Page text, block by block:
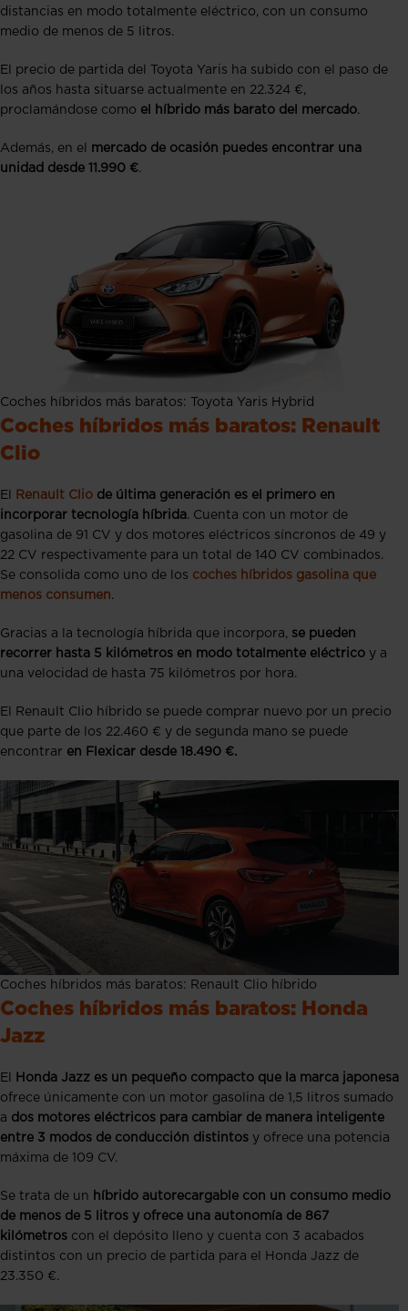
distancias en modo totalmente eléctrico, con un consumo
medio de menos de 5 litros.
El precio de partida del Toyota Yaris ha subido con el paso de
los años hasta situarse actualmente en 22.324 €,
proclamándose como el híbrido más barato del mercado.
Además, en el
mercado de ocasión puedes encontrar una
unidad desde 11.990 €.
Coches híbridos más baratos: Toyota Yaris Hybrid
Coches híbridos más baratos: Renault
Clio
El Renault Clio de última generación es el primero en
incorporar tecnología híbrida. Cuenta con un motor de
gasolina de 91 CV y dos motores eléctricos síncronos de 49 y
22 CV respectivamente para un total de 140 CV combinados.
Se consolida como uno de los coches híbridos gasolina que
menos consumen.
Gracias a la tecnología híbrida que incorpora, se pueden
recorrer hasta 5 kilómetros en modo totalmente eléctrico y a
una velocidad de hasta 75 kilómetros por hora.
El Renault Clio híbrido se puede comprar nuevo por un precio
que parte de los 22.460 € y de segunda mano se puede
encontrar en Flexicar desde 18.490 €.
Coches híbridos más baratos: Renault Clio híbrido
Coches híbridos más baratos: Honda
Jazz
El
Honda Jazz es un pequeño compacto que la marca japonesa
ofrece únicamente con un motor gasolina de 1,5 litros sumado
a dos motores eléctricos para cambiar de manera inteligente
entre 3 modos de conducción distintos y ofrece una potencia
máxima de 109 CV.
Se trata de un híbrido autorecargable con un consumo medio
de menos de 5 litros y ofrece una autonomía de 867
kilómetros con el depósito lleno y cuenta con 3 acabados
distintos con un precio de partida para el Honda Jazz de
23.350 €.